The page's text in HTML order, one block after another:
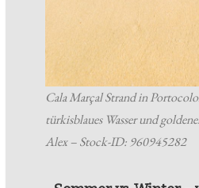
Cala Marçal Strand in
türkisblaues Wasser und
Alex – Stock-ID: 960945282